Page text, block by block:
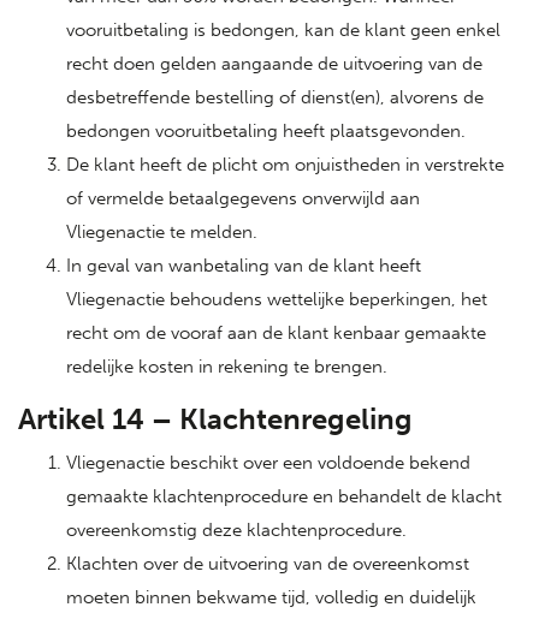
vooruitbetaling is bedongen, kan de klant geen enkel
recht doen gelden aangaande de uitvoering van de
desbetreffende bestelling of dienst(en), alvorens de
bedongen vooruitbetaling heeft plaatsgevonden.
De klant heeft de plicht om onjuistheden in verstrekte
of vermelde betaalgegevens onverwijld aan
Vliegenactie te melden.
In geval van wanbetaling van de klant heeft
Vliegenactie behoudens wettelijke beperkingen, het
recht om de vooraf aan de klant kenbaar gemaakte
redelijke kosten in rekening te brengen.
Artikel 14 – Klachtenregeling
Vliegenactie beschikt over een voldoende bekend
gemaakte klachtenprocedure en behandelt de klacht
overeenkomstig deze klachtenprocedure.
Klachten over de uitvoering van de overeenkomst
moeten binnen bekwame tijd, volledig en duidelijk